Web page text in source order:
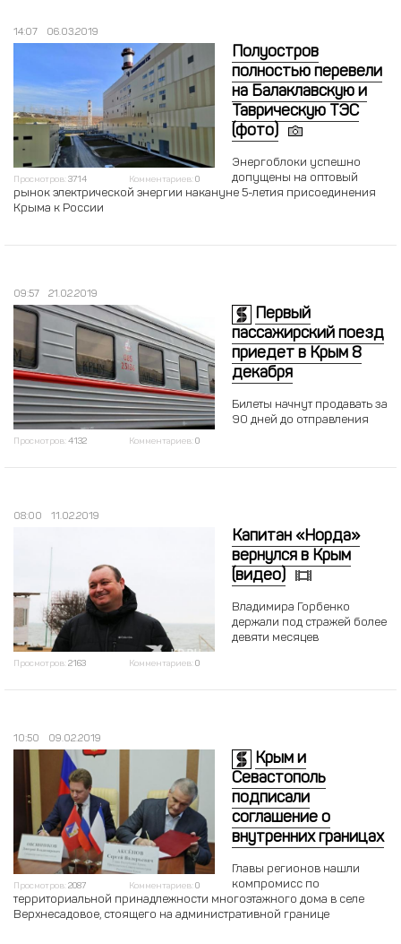
14:07 06.03.2019
Просмотров: 3714 Комментариев: 0
Полуостров
полностью перевели
на Балаклавскую и
Таврическую ТЭС
(фото)
Энергоблоки успешно
допущены на оптовый
рынок электрической энергии накануне 5-летия присоединения
Крыма к России
09:57 21.02.2019
Просмотров: 4132 Комментариев: 0
Первый
пассажирский поезд
приедет в Крым 8
декабря
Билеты начнут продавать за
90 дней до отправления
08:00 11.02.2019
Просмотров: 2163 Комментариев: 0
Капитан «Норда»
вернулся в Крым
(видео)
Владимира Горбенко
держали под стражей более
девяти месяцев
10:50 09.02.2019
Просмотров: 2087 Комментариев: 0
Крым и
Севастополь
подписали
соглашение о
внутренних границах
Главы регионов нашли
компромисс по
территориальной принадлежности многоэтажного дома в селе
Верхнесадовое, стоящего на административной границе